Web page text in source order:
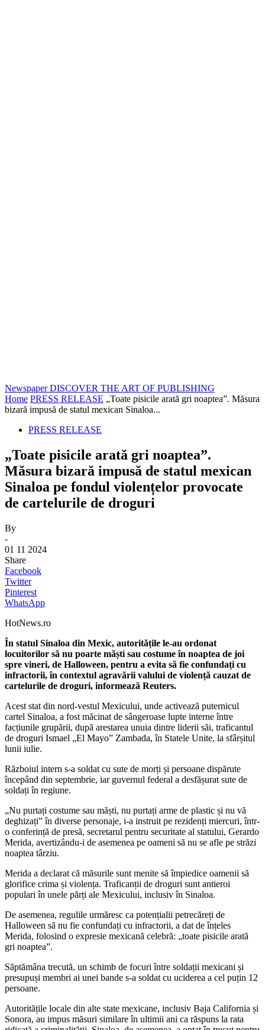
Newspaper DISCOVER THE ART OF PUBLISHING
Home PRESS RELEASE „Toate pisicile arată gri noaptea”. Măsura
bizară impusă de statul mexican Sinaloa...
PRESS RELEASE
„Toate pisicile arată gri noaptea”.
Măsura bizară impusă de statul mexican
Sinaloa pe fondul violențelor provocate
de cartelurile de droguri
By
-
01 11 2024
Share
Facebook
Twitter
Pinterest
WhatsApp
HotNews.ro
În statul Sinaloa din Mexic, autoritățile le-au ordonat
locuitorilor să nu poarte măști sau costume în noaptea de joi
spre vineri, de Halloween, pentru a evita să fie confundați cu
infractorii, în contextul agravării valului de violență cauzat de
cartelurile de droguri, informează Reuters.
Acest stat din nord-vestul Mexicului, unde activează puternicul
cartel Sinaloa, a fost măcinat de sângeroase lupte interne între
facțiunile grupării, după arestarea unuia dintre liderii săi, traficantul
de droguri Ismael „El Mayo” Zambada, în Statele Unite, la sfârșitul
lunii iulie.
Războiul intern s-a soldat cu sute de morți și persoane dispărute
începând din septembrie, iar guvernul federal a desfășurat sute de
soldați în regiune.
„Nu purtați costume sau măști, nu purtați arme de plastic și nu vă
deghizați” în diverse personaje, i-a instruit pe rezidenți miercuri, într-
o conferință de presă, secretarul pentru securitate al statului, Gerardo
Merida, avertizându-i de asemenea pe oameni să nu se afle pe străzi
noaptea târziu.
Merida a declarat că măsurile sunt menite să împiedice oamenii să
glorifice crima și violența. Traficanții de droguri sunt antieroi
populari în unele părți ale Mexicului, inclusiv în Sinaloa.
De asemenea, regulile urmăresc ca potențialii petrecăreți de
Halloween să nu fie confundați cu infractorii, a dat de înțeles
Merida, folosind o expresie mexicană celebră: „toate pisicile arată
gri noaptea”.
Săptămâna trecută, un schimb de focuri între soldații mexicani și
presupuși membri ai unei bande s-a soldat cu uciderea a cel puțin 12
persoane.
Autoritățile locale din alte state mexicane, inclusiv Baja California și
Sonora, au impus măsuri similare în ultimii ani ca răspuns la rata